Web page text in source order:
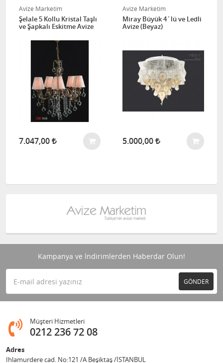
Avize Marketim
Şelale 5 Kollu Kristal Taşlı
ve Şapkalı Eskitme Avize
7.047,00
Avize Marketim
Miray Büyük 4´lü ve Ledli
Avize (Beyaz)
5.000,00
Kampanya ve İndirimlerden Haberdar Olun!
GÖNDER
Müşteri Hizmetleri
0212 236 72 08
Adres
Ihlamurdere cad. No:121 /A Beşiktaş /İSTANBUL